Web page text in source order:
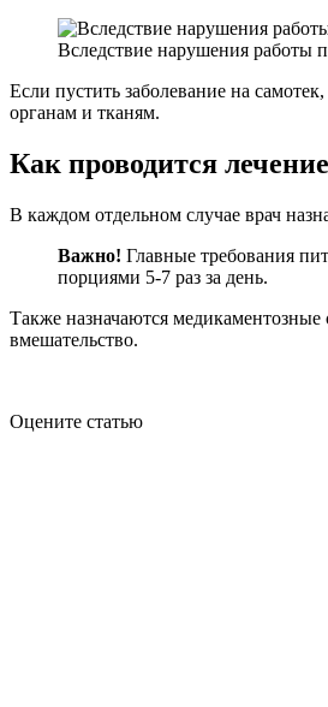
Вследствие нарушения работы
Если пустить заболевание на
органам и тканям.
Как проводится
В каждом отдельном случае врач
Важно! Главные требования
порциями 5-7 раз за день.
Также назначаются
вмешательство.
Оцените статью